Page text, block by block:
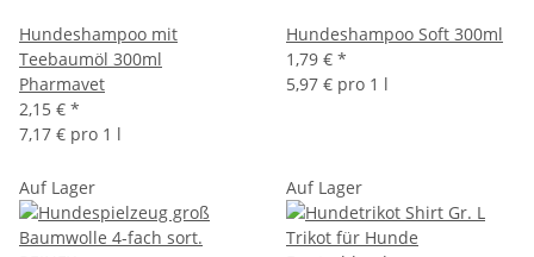
Hundeshampoo mit
Teebaumöl 300ml
Pharmavet
2,15 € *
7,17 € pro 1 l
Hundeshampoo Soft 300ml
1,79 € *
5,97 € pro 1 l
Auf Lager Auf Lager